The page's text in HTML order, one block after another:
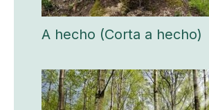
A hecho (Corta a hecho)